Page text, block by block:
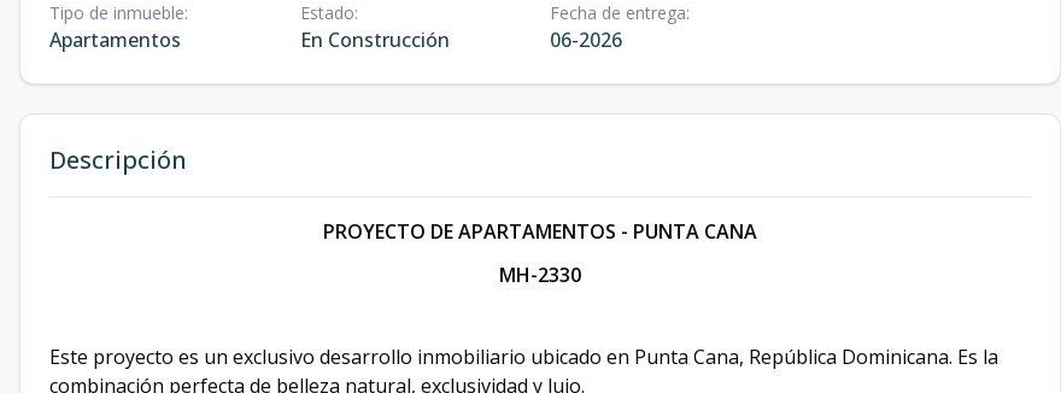
Tipo de inmueble:
Apartamentos
Estado:
En Construcción
Fecha de entrega:
06-2026
Descripción
PROYECTO DE APARTAMENTOS - PUNTA CANA
MH-2330
Este proyecto es un exclusivo desarrollo inmobiliario ubicado en Punta Cana, República Dominicana. Es la
combinación perfecta de belleza natural, exclusividad y lujo.